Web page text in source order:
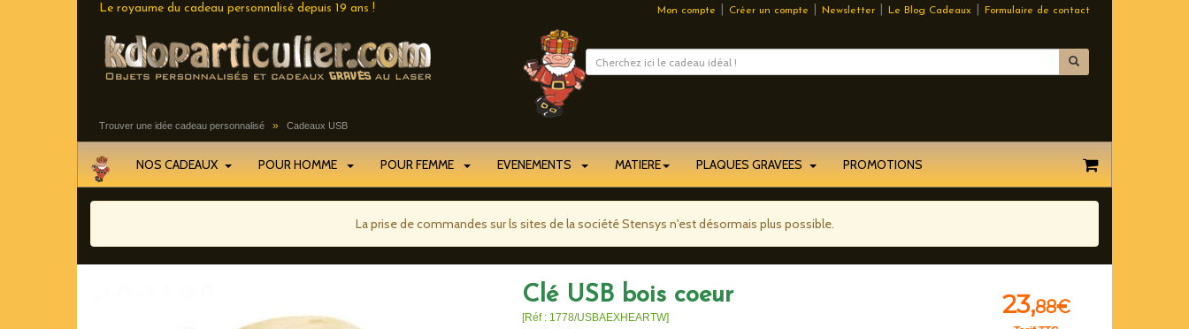
Le royaume du cadeau personnalisé depuis 19 ans ! Mon compte | Créer un compte | Newsletter | Le Blog Cadeaux | Formulaire de contact
Trouver une idée cadeau personnalisé » Cadeaux USB
NOS CADEAUX POUR HOMME POUR FEMME EVENEMENTS MATIERE PLAQUES GRAVEES PROMOTIONS
La prise de commandes sur ls sites de la société Stensys n'est désormais plus possible.
Clé USB bois coeur
[Réf : 1778/USBAEXHEARTW] 23,88€